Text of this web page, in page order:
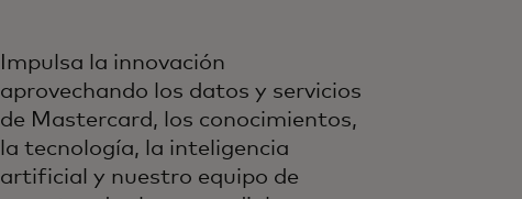
Impulsa la innovación
aprovechando los datos y servicios
de Mastercard, los conocimientos,
la tecnología, la inteligencia
artificial y nuestro equipo de